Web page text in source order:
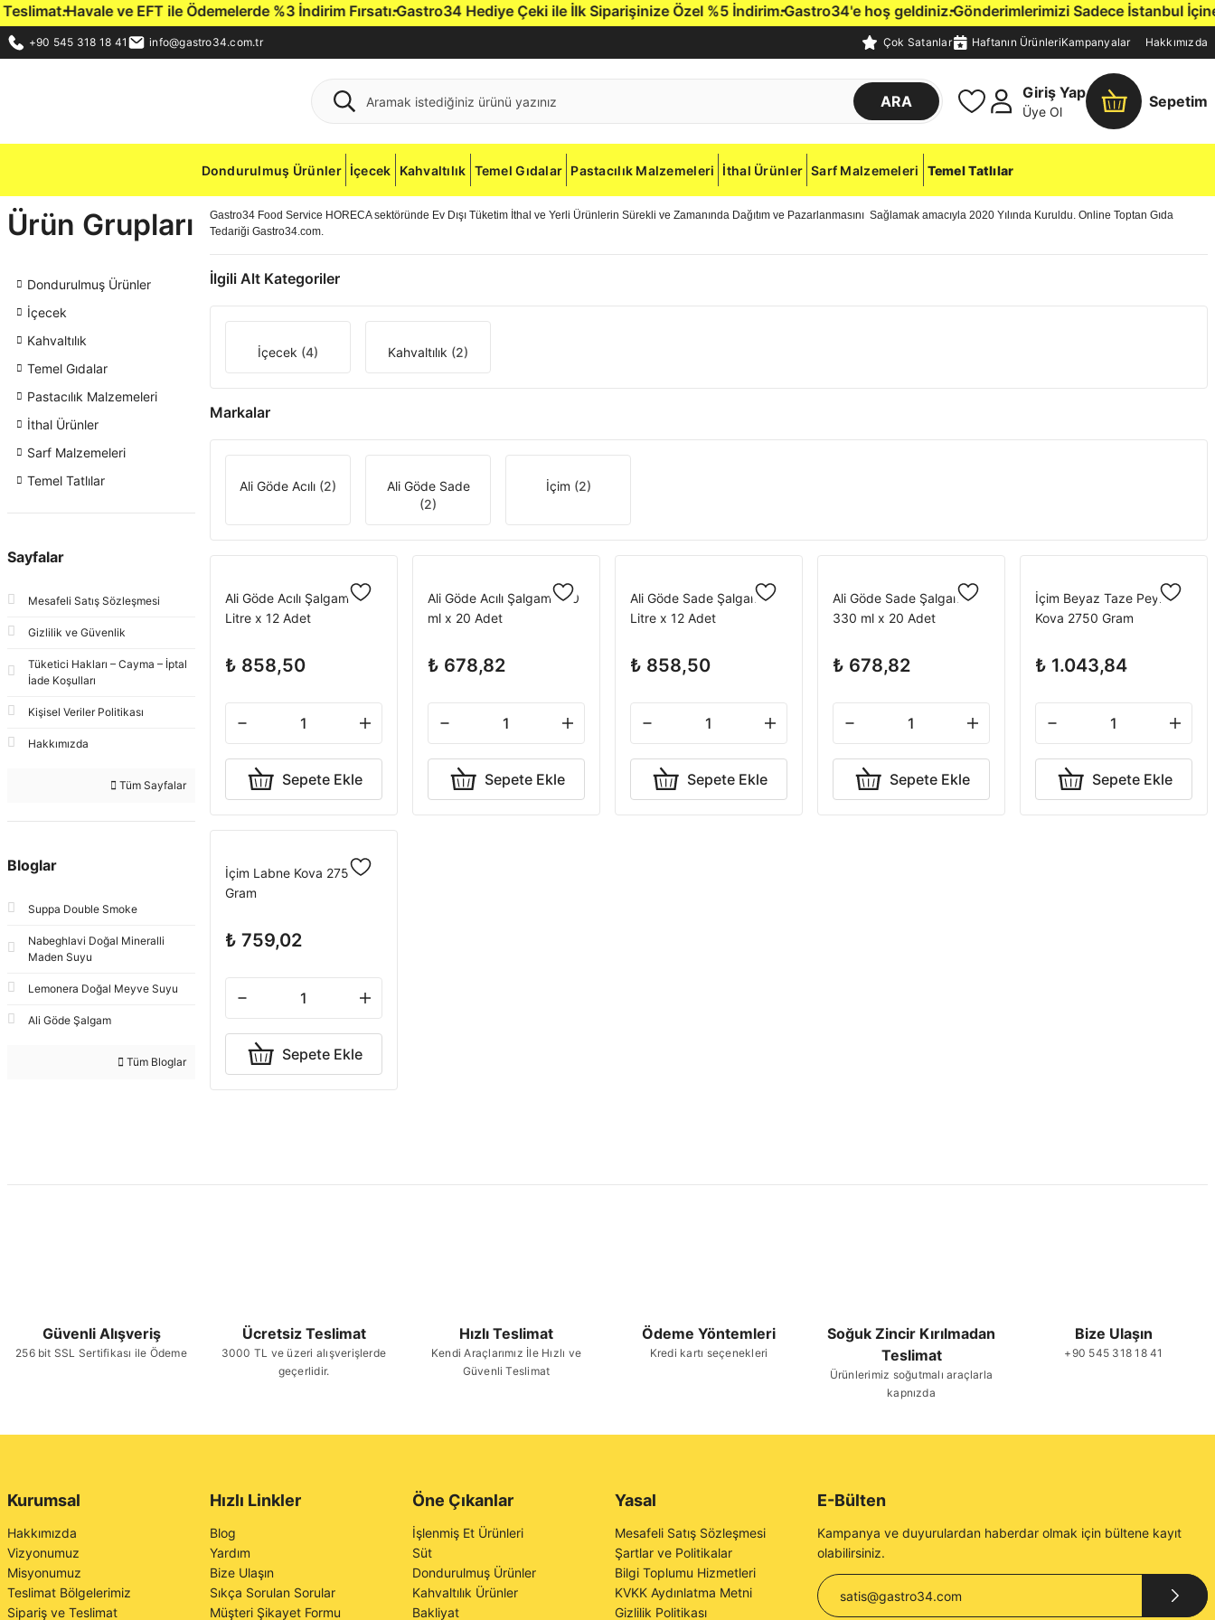
Havale ve EFT ile Ödemelerde %3 İndirim Fırsatı.Gastro34 Hediye Çeki ile İlk Siparişinize Özel %5 İndirim.Gastro34'e hoş geldiniz.Gönderimlerimizi Sadece İstanbul İçine,
+90 545 318 18 41 info@gastro34.com.tr Çok Satanlar Haftanın ÜrünleriKampanyalar Hakkımızda
ARA
Giriş Yap
Üye Ol
Sepetim
Dondurulmuş Ürünler İçecek Kahvaltılık Temel Gıdalar Pastacılık Malzemeleri İthal Ürünler Sarf Malzemeleri Temel Tatlılar
Ürün Grupları
Dondurulmuş Ürünler
İçecek
Kahvaltılık
Temel Gıdalar
Pastacılık Malzemeleri
İthal Ürünler
Sarf Malzemeleri
Temel Tatlılar
Sayfalar
Mesafeli Satış Sözleşmesi
Gizlilik ve Güvenlik
Tüketici Hakları – Cayma – İptal
İade Koşulları
Kişisel Veriler Politikası
Hakkımızda
Tüm Sayfalar
Bloglar
Suppa Double Smoke
Nabeghlavi Doğal Mineralli
Maden Suyu
Lemonera Doğal Meyve Suyu
Ali Göde Şalgam
Tüm Bloglar
Gastro34 Food Service HORECA sektöründe Ev Dışı Tüketim İthal ve Yerli Ürünlerin Sürekli ve Zamanında Dağıtım ve Pazarlanmasını Sağlamak amacıyla 2020 Yılında Kuruldu. Online Toptan Gıda
Tedariği Gastro34.com.
İlgili Alt Kategoriler
İçecek (4) Kahvaltılık (2)
Markalar
Ali Göde Acılı (2)
Ali Göde Sade
(2)
İçim (2)
Ali Göde Acılı Şalgam 1
Litre x 12 Adet
₺ 858,50
Sepete Ekle
Ali Göde Acılı Şalgam 330
ml x 20 Adet
₺ 678,82
Sepete Ekle
Ali Göde Sade Şalgam 1
Litre x 12 Adet
₺ 858,50
Sepete Ekle
Ali Göde Sade Şalgam
330 ml x 20 Adet
₺ 678,82
Sepete Ekle
İçim Beyaz Taze Peynir
Kova 2750 Gram
₺ 1.043,84
Sepete Ekle
İçim Labne Kova 2750
Gram
₺ 759,02
Sepete Ekle
Güvenli Alışveriş
256 bit SSL Sertifikası ile Ödeme
Ücretsiz Teslimat
3000 TL ve üzeri alışverişlerde
geçerlidir.
Hızlı Teslimat
Kendi Araçlarımız İle Hızlı ve
Güvenli Teslimat
Ödeme Yöntemleri
Kredi kartı seçenekleri
Soğuk Zincir Kırılmadan
Teslimat
Ürünlerimiz soğutmalı araçlarla
kapnızda
Bize Ulaşın
+90 545 318 18 41
Kurumsal
Hakkımızda
Vizyonumuz
Misyonumuz
Teslimat Bölgelerimiz
Sipariş ve Teslimat
Hızlı Linkler
Blog
Yardım
Bize Ulaşın
Sıkça Sorulan Sorular
Müşteri Şikayet Formu
Öne Çıkanlar
İşlenmiş Et Ürünleri
Süt
Dondurulmuş Ürünler
Kahvaltılık Ürünler
Bakliyat
Yasal
Mesafeli Satış Sözleşmesi
Şartlar ve Politikalar
Bilgi Toplumu Hizmetleri
KVKK Aydınlatma Metni
Gizlilik Politikası
E-Bülten
Kampanya ve duyurulardan haberdar olmak için bültene kayıt
olabilirsiniz.